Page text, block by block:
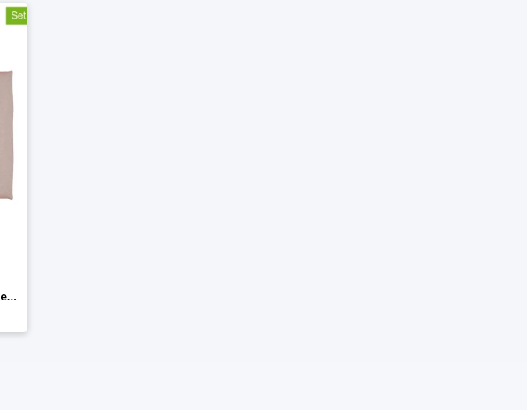
Kindsgut 2-częściowy komplet pościeli w kolorze szaroróżowym rozmiar: onesize